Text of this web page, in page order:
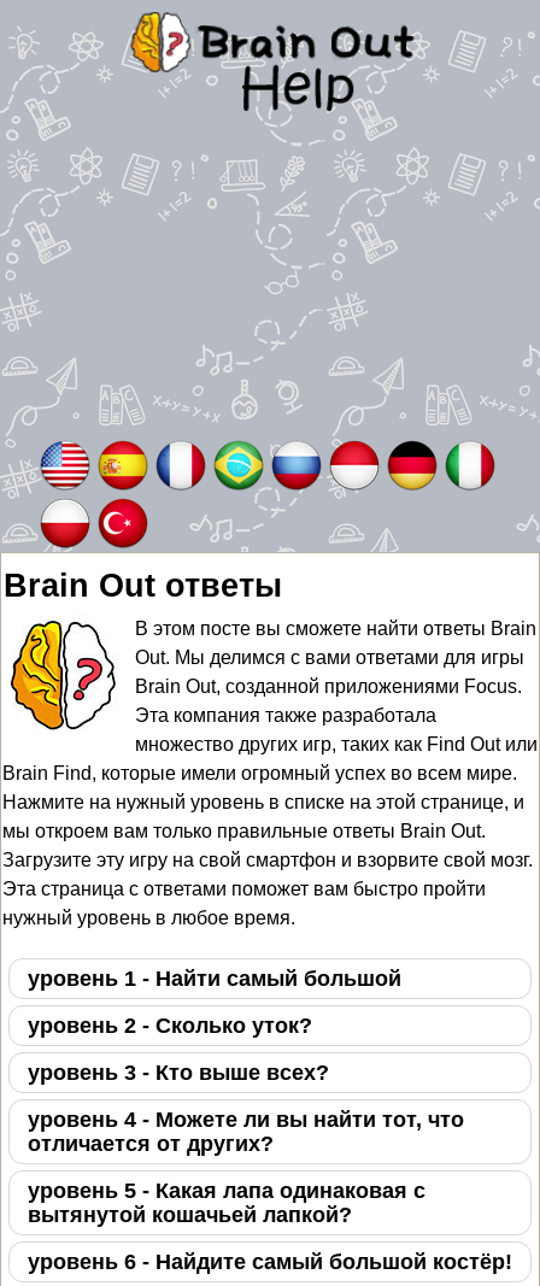
Brain Out ответы
В этом посте вы сможете найти ответы Brain
Out. Мы делимся с вами ответами для игры
Brain Out, созданной приложениями Focus.
Эта компания также разработала
множество других игр, таких как Find Out или
Brain Find, которые имели огромный успех во всем мире.
Нажмите на нужный уровень в списке на этой странице, и
мы откроем вам только правильные ответы Brain Out.
Загрузите эту игру на свой смартфон и взорвите свой мозг.
Эта страница с ответами поможет вам быстро пройти
нужный уровень в любое время.
уровень 1 - Найти самый большой
уровень 2 - Сколько уток?
уровень 3 - Кто выше всех?
уровень 4 - Можете ли вы найти тот, что
отличается от других?
уровень 5 - Какая лапа одинаковая с
вытянутой кошачьей лапкой?
уровень 6 - Найдите самый большой костёр!